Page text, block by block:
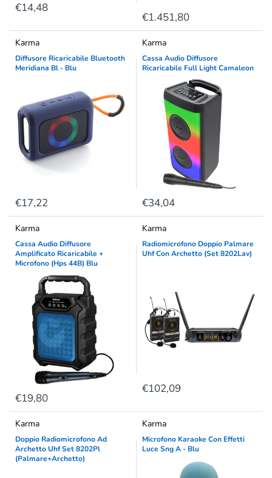
€14,48
€1.451,80
Karma
Diffusore Ricaricabile Bluetooth
Meridiana Bl - Blu
€17,22
Karma
Cassa Audio Diffusore
Ricaricabile Full Light Camaleon
€34,04
Karma
Cassa Audio Diffusore
Amplificato Ricaricabile +
Microfono (Hps 44B) Blu
€19,80
Karma
Radiomicrofono Doppio Palmare
Uhf Con Archetto (Set 8202Lav)
€102,09
Karma
Doppio Radiomicrofono Ad
Archetto Uhf Set 8202Pl
(Palmare+Archetto)
Karma
Microfono Karaoke Con Effetti
Luce Sng A - Blu